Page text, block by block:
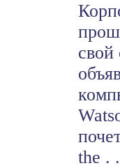
свой
the .